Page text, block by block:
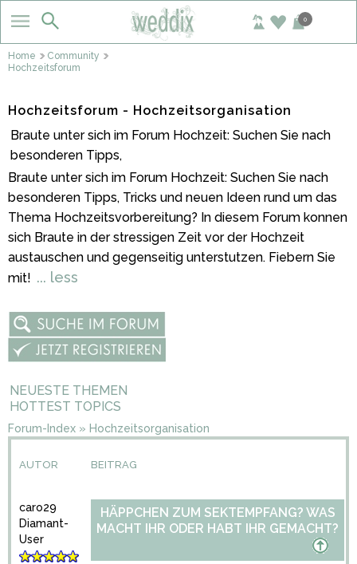
0
Home
Community
Hochzeitsforum
Hochzeitsforum - Hochzeitsorganisation
Braute unter sich im Forum Hochzeit: Suchen Sie nach
besonderen Tipps,
Braute unter sich im Forum Hochzeit: Suchen Sie nach
besonderen Tipps, Tricks und neuen Ideen rund um das
Thema Hochzeitsvorbereitung? In diesem Forum konnen
sich Braute in der stressigen Zeit vor der Hochzeit
austauschen und gegenseitig unterstutzen. Fiebern Sie
mit! ... less
NEUESTE THEMEN
HOTTEST TOPICS
Forum-Index » Hochzeitsorganisation
AUTOR BEITRAG
caro29
Diamant-
User
HÄPPCHEN ZUM SEKTEMPFANG? WAS
MACHT IHR ODER HABT IHR GEMACHT?